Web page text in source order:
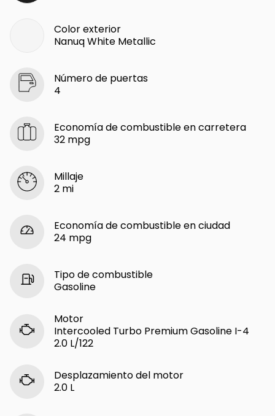
Color exterior
Nanuq White Metallic
Número de puertas
4
Economía de combustible en carretera
32 mpg
Millaje
2 mi
Economía de combustible en ciudad
24 mpg
Tipo de combustible
Gasoline
Motor
Intercooled Turbo Premium Gasoline I-4
2.0 L/122
Desplazamiento del motor
2.0 L